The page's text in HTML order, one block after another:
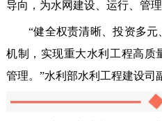
导向，为水网建设、运行、管理
“健全权责清晰、投资多元
机制，实现重大水利工程高质
管理。”水利部水利工程建设司